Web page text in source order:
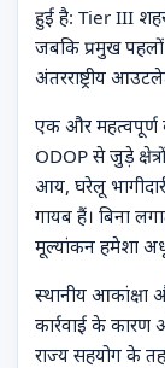
हुई है: Tier III
जबकि प्रमुख
अंतरराष्ट्रीय
एक और महत्वपूर्ण
ODOP से जुड़े
आय, घरेलू
गायब हैं। बिना
मूल्यांकन हमेशा
स्थानीय आकांक्षा
कार्रवाई के कारण
राज्य सहयोग के